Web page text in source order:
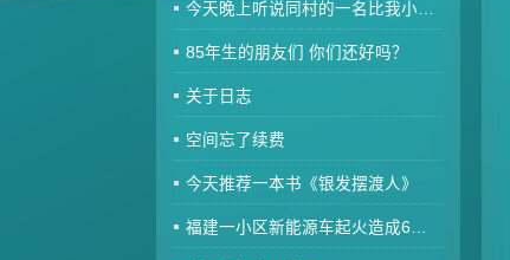
今天晚上听说同村的一名比我小两岁的80后因肾衰竭去世了
85年生的朋友们 你们还好吗？
关于日志
空间忘了续费
今天推荐一本书《银发摆渡人》
福建一小区新能源车起火造成6车焚毁，损失数百万元，起火车主未购商业险无力赔偿